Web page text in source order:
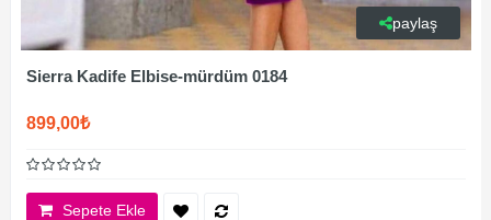
paylaş
Sierra Kadife Elbise-mürdüm 0184
899,00₺
Sepete Ekle